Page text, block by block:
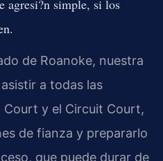
agresi?n simple, si los
de Roanoke, nuestra
a todas las
Court y el Circuit Court,
de fianza y prepararlo
que puede durar de